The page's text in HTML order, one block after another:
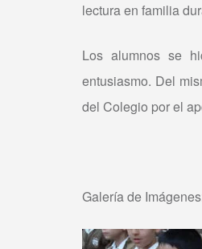
lectura en familia
Los alumnos se
entusiasmo. Del
del Colegio por el
Galería de